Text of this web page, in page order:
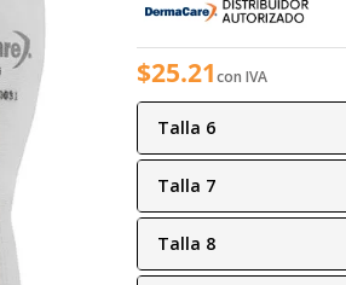
$25.21con IVA
Talla 6
Talla 7
Talla 8